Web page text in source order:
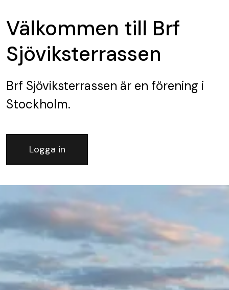
Välkommen till Brf
Sjöviksterrassen
Brf Sjöviksterrassen är en förening i
Stockholm.
Logga in